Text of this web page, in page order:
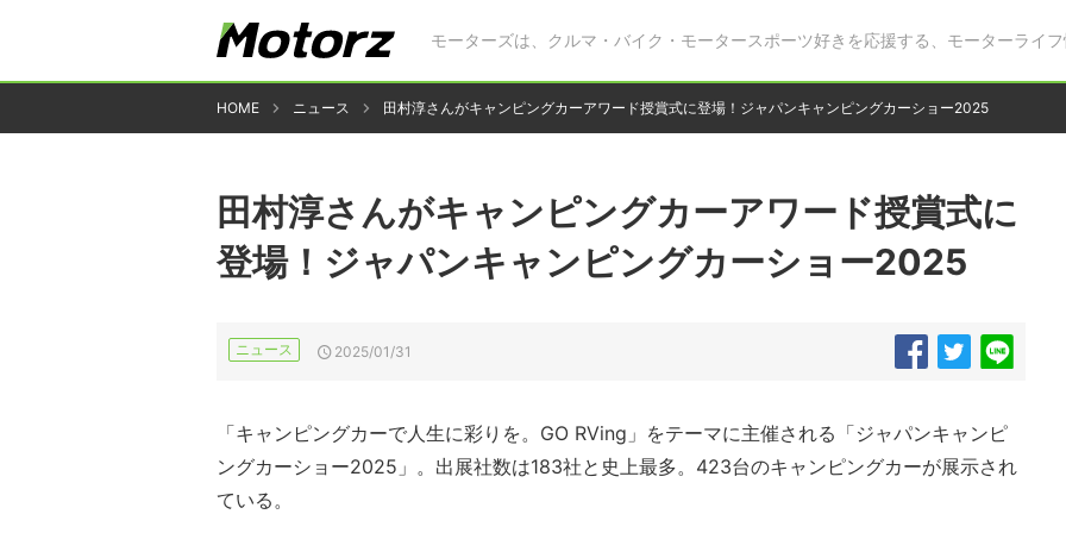
モーターズは、クルマ・バイク・モータースポーツ好きを応援する、モーターライフ
HOME ニュース 田村淳さんがキャンピングカーアワード授賞式に登場！ジャパンキャンピングカーショー2025
田村淳さんがキャンピングカーアワード授賞式に
登場！ジャパンキャンピングカーショー2025
ニュース 2025/01/31
「キャンピングカーで人生に彩りを。GO RVing」をテーマに主催される「ジャパンキャンピ
ングカーショー2025」。出展社数は183社と史上最多。423台のキャンピングカーが展示され
ている。